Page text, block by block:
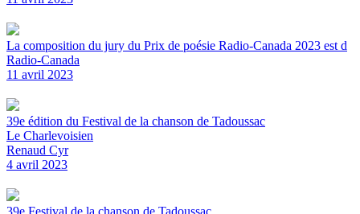
La composition du jury du Prix de poésie Radio-Canada 2023 est d
Radio-Canada
11 avril 2023
39e édition du Festival de la chanson de Tadoussac
Le Charlevoisien
Renaud Cyr
4 avril 2023